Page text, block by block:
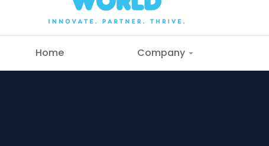
Home Company